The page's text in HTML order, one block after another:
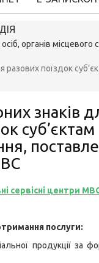
органів місцевого
разових поїздок
знаків
суб’єктам
сервісні центри
послуги:
продукції за